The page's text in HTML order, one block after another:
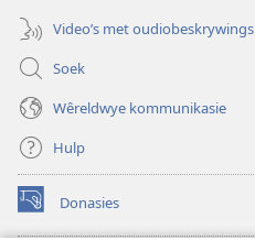
Video’s met oudiobeskrywings
Soek
Wêreldwye kommunikasie
Hulp
Donasies
(maak
nuwe